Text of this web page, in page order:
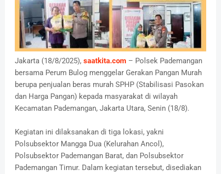
Jakarta (18/8/2025), saatkita.com – Polsek Pademangan
bersama Perum Bulog menggelar Gerakan Pangan Murah
berupa penjualan beras murah SPHP (Stabilisasi Pasokan
dan Harga Pangan) kepada masyarakat di wilayah
Kecamatan Pademangan, Jakarta Utara, Senin (18/8).
Kegiatan ini dilaksanakan di tiga lokasi, yakni
Polsubsektor Mangga Dua (Kelurahan Ancol),
Polsubsektor Pademangan Barat, dan Polsubsektor
Pademangan Timur. Dalam kegiatan tersebut, disediakan